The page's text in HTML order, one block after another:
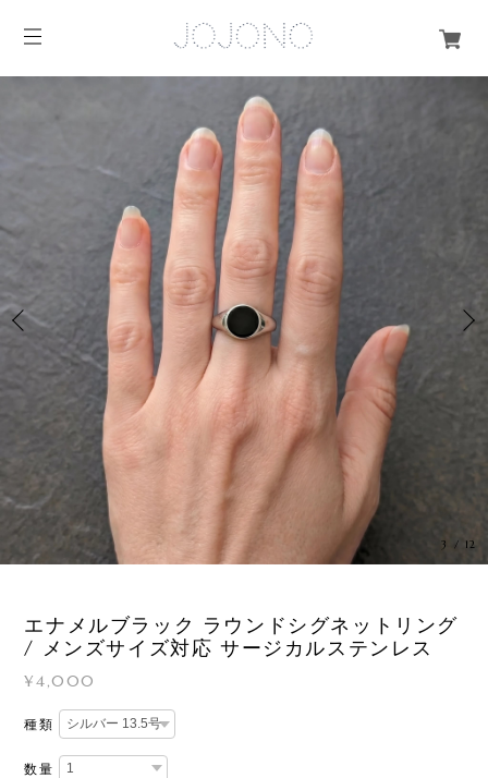
3 / 12
エナメルブラック ラウンドシグネットリング
/ メンズサイズ対応 サージカルステンレス
¥4,000
種類
数量